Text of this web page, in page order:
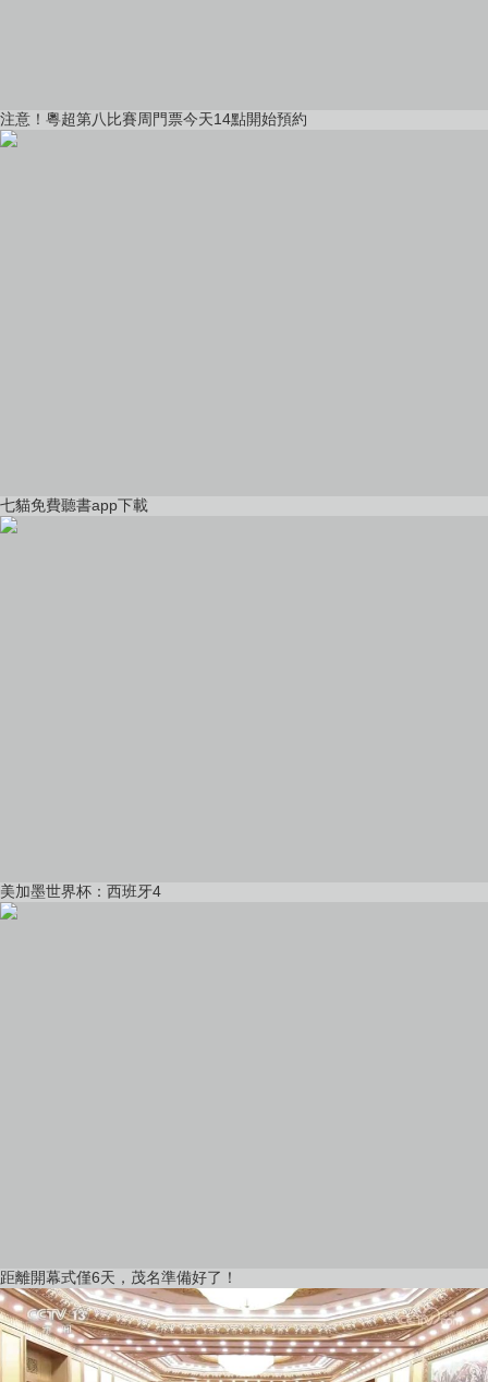
注意！粵超第八比賽周門票今天14點開始預約
七貓免費聽書app下載
美加墨世界杯：西班牙4
距離開幕式僅6天，茂名準備好了！